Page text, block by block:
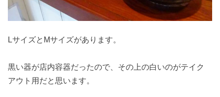
LサイズとMサイズがあります。
黒い器が店内容器だったので、その上の白いのがテイク
アウト用だと思います。